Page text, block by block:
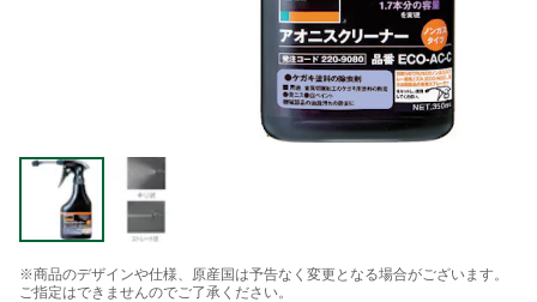
※商品のデザインや仕様、原産国は予告なく変更となる場合がございます。
ご指定はできませんのでご了承ください。